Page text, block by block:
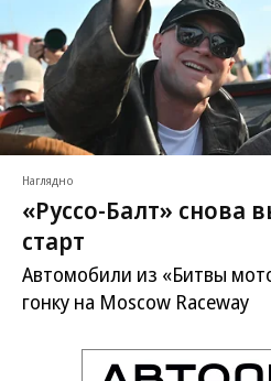
Наглядно
«Руссо-Балт» снова
старт
Автомобили из «Битвы
гонку на Moscow Raceway